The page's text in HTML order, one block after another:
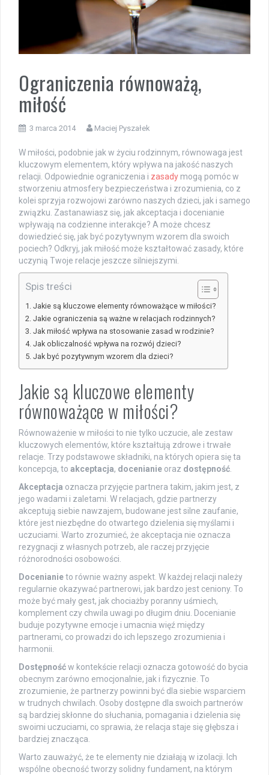
Ograniczenia równoważą,
miłość
3 marca 2014 Maciej Pyszałek
W miłości, podobnie jak w życiu rodzinnym, równowaga jest
kluczowym elementem, który wpływa na jakość naszych
relacji. Odpowiednie ograniczenia i zasady mogą pomóc w
stworzeniu atmosfery bezpieczeństwa i zrozumienia, co z
kolei sprzyja rozwojowi zarówno naszych dzieci, jak i samego
związku. Zastanawiasz się, jak akceptacja i docenianie
wpływają na codzienne interakcje? A może chcesz
dowiedzieć się, jak być pozytywnym wzorem dla swoich
pociech? Odkryj, jak miłość może kształtować zasady, które
uczynią Twoje relacje jeszcze silniejszymi.
Spis treści
Jakie są kluczowe elementy równoważące w miłości?
Jakie ograniczenia są ważne w relacjach rodzinnych?
Jak miłość wpływa na stosowanie zasad w rodzinie?
Jak obliczalność wpływa na rozwój dzieci?
Jak być pozytywnym wzorem dla dzieci?
Jakie są kluczowe elementy
równoważące w miłości?
Równoważenie w miłości to nie tylko uczucie, ale zestaw
kluczowych elementów, które kształtują zdrowe i trwałe
relacje. Trzy podstawowe składniki, na których opiera się ta
koncepcja, to akceptacja, docenianie oraz dostępność.
Akceptacja oznacza przyjęcie partnera takim, jakim jest, z
jego wadami i zaletami. W relacjach, gdzie partnerzy
akceptują siebie nawzajem, budowane jest silne zaufanie,
które jest niezbędne do otwartego dzielenia się myślami i
uczuciami. Warto zrozumieć, że akceptacja nie oznacza
rezygnacji z własnych potrzeb, ale raczej przyjęcie
różnorodności osobowości.
Docenianieto równie ważny aspekt. W każdej relacji należy
regularnie okazywać partnerowi, jak bardzo jest ceniony. To
może być mały gest, jak chociażby poranny uśmiech,
komplement czy chwila uwagi po długim dniu. Docenianie
buduje pozytywne emocje i umacnia więź między
partnerami, co prowadzi do ich lepszego zrozumienia i
harmonii.
Dostępnośćw kontekście relacji oznacza gotowość do bycia
obecnym zarówno emocjonalnie, jak i fizycznie. To
zrozumienie, że partnerzy powinni być dla siebie wsparciem
w trudnych chwilach. Osoby dostępne dla swoich partnerów
są bardziej skłonne do słuchania, pomagania i dzielenia się
swoimi uczuciami, co sprawia, że relacja staje się głębsza i
bardziej znacząca.
Warto zauważyć, że te elementy nie działają w izolacji. Ich
wspólne obecność tworzy solidny fundament, na którym